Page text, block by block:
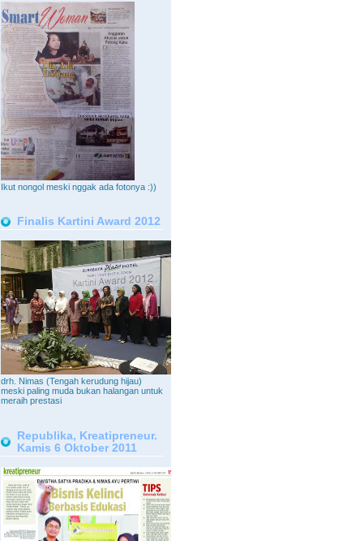
Ikut nongol meski nggak ada fotonya :))
Finalis Kartini Award 2012
drh. Nimas (Tengah kerudung hijau)
meski paling muda bukan halangan untuk
meraih prestasi
Republika, Kreatipreneur.
Kamis 6 Oktober 2011